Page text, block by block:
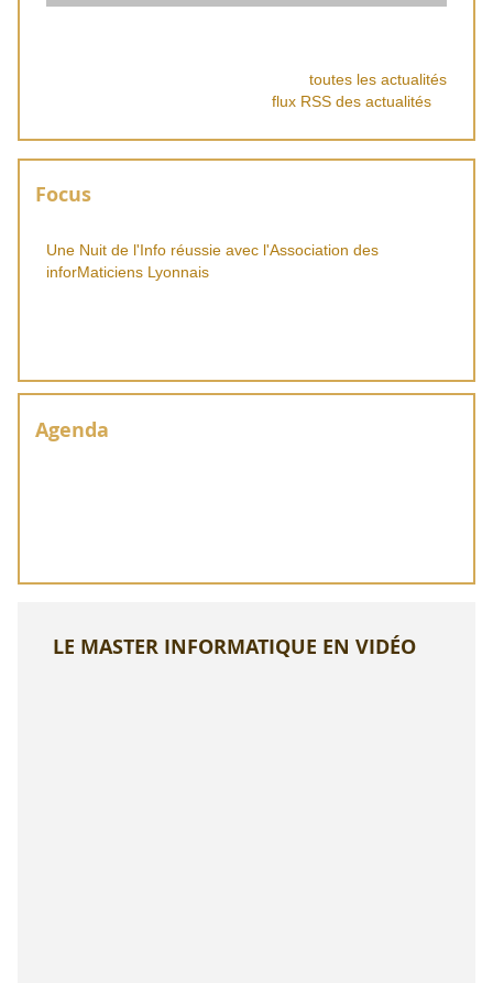
toutes les actualités
flux RSS des actualités
Focus
Une Nuit de l'Info réussie avec l'Association des
inforMaticiens Lyonnais
Agenda
LE MASTER INFORMATIQUE EN VIDÉO